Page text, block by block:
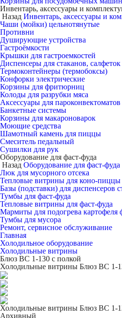
Инвентарь, аксессуары и
Назад Инвентарь, аксессуары и
Чаши (мойки) цельнотянутые
Противни
Душирующие устройства
Гастроёмкости
Крышки для гастроемкостей
Диспенсеры для стаканов,
Термоконтейнеры (термобоксы)
Конфорки электрические
Корзины для фритюрниц
Колоды для разрубки мяса
Аксессуары для пароконвектоматов
Банкетные системы
Корзины для макароноварок
Моющие средства
Шамотный камень для пиццы
Смеситель педальный
Сушилки для рук
Оборудование для фаст-фуда
Назад Оборудование для фаст-фуда
Люк для мусорного отсека
Тепловые витрины для коно-пиццы
Базы (подставки) для диспенсеров
Тумбы для фаст-фуда
Тепловые витрины для фаст-фуда
Мармиты для подогрева картофеля
Тумбы для мусора
Ремонт, сервисное обслуживание
Главная
Холодильное оборудование
Холодильные витрины
Блюз ВС 1-130 с полкой
Холодильные витрины Блюз ВС 1-
Холодильные витрины Блюз ВС 1-
Архивный